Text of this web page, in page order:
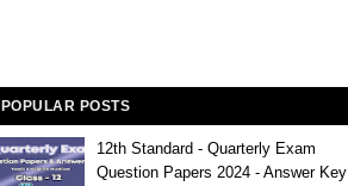
POPULAR POSTS
12th Standard - Quarterly Exam
Question Papers 2024 - Answer Key